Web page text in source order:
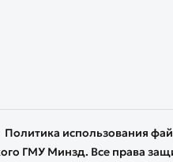
ГМУ Минзд. Все права
Политика использования